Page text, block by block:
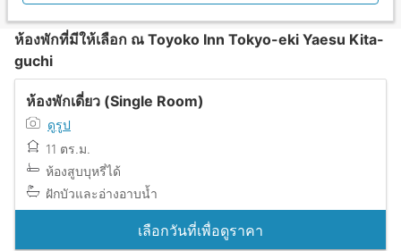
ห้องพักที่มีให้เลือก ณ Toyoko Inn Tokyo-eki Yaesu Kita-
guchi
ห้องพักเดี่ยว (Single Room)
ดูรูป
11 ตร.ม.
ห้องสูบบุหรี่ได้
ฝักบัวและอ่างอาบน้ำ
เลือกวันที่เพื่อดูราคา